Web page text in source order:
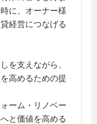
に、オーナー様
経営につなげる
を支えながら、
高めるための提
ーム・リノベー
と価値を高める